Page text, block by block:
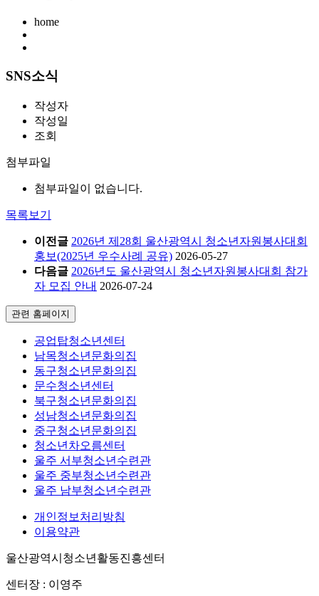
home
SNS소식
작성자
작성일
조회
첨부파일
첨부파일이 없습니다.
목록보기
이전글 2026년 제28회 울산광역시 청소년자원봉사대회
홍보(2025년 우수사례 공유) 2026-05-27
다음글 2026년도 울산광역시 청소년자원봉사대회 참가
자 모집 안내 2026-07-24
관련 홈페이지
공업탑청소년센터
남목청소년문화의집
동구청소년문화의집
문수청소년센터
북구청소년문화의집
성남청소년문화의집
중구청소년문화의집
청소년차오름센터
울주 서부청소년수련관
울주 중부청소년수련관
울주 남부청소년수련관
개인정보처리방침
이용약관
울산광역시청소년활동진흥센터
센터장 : 이영주